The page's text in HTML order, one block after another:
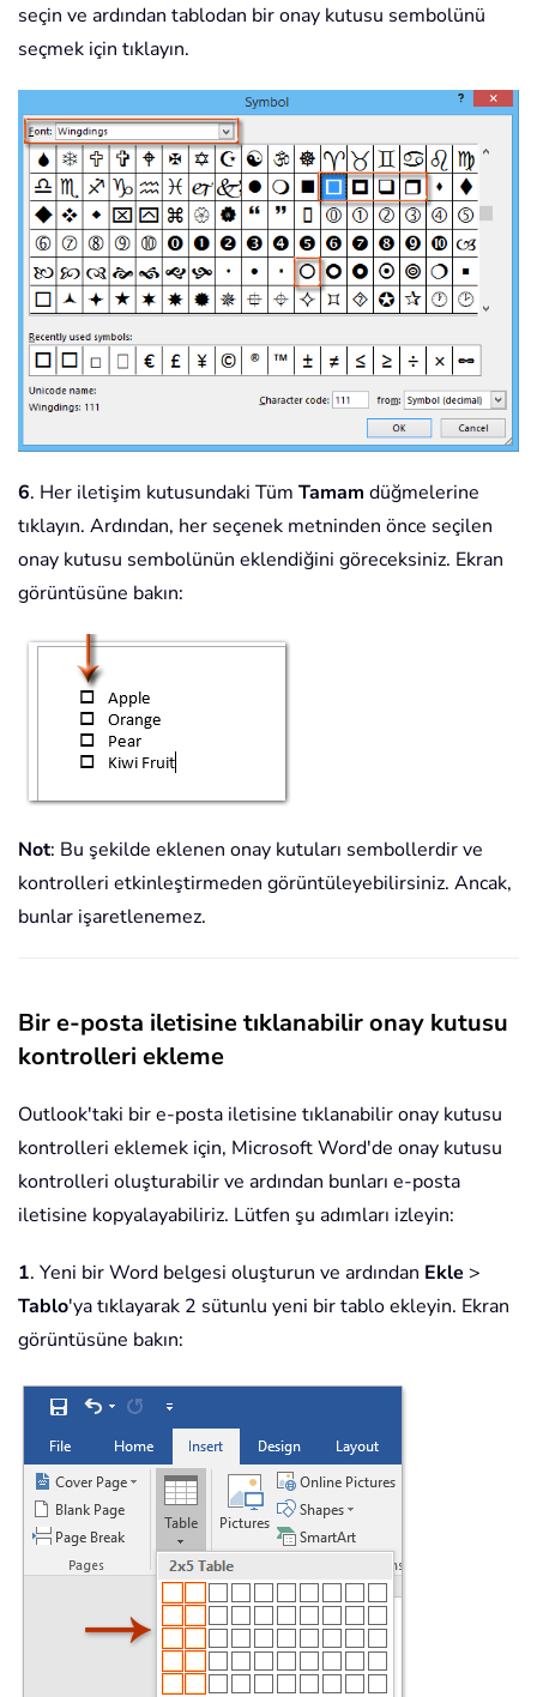
seçin ve ardından tablodan bir onay kutusu sembolünü
seçmek için tıklayın.
6. Her iletişim kutusundaki Tüm Tamam düğmelerine
tıklayın. Ardından, her seçenek metninden önce seçilen
onay kutusu sembolünün eklendiğini göreceksiniz. Ekran
görüntüsüne bakın:
Not: Bu şekilde eklenen onay kutuları sembollerdir ve
kontrolleri etkinleştirmeden görüntüleyebilirsiniz. Ancak,
bunlar işaretlenemez.
Bir e-posta iletisine tıklanabilir onay kutusu
kontrolleri ekleme
Outlook'taki bir e-posta iletisine tıklanabilir onay kutusu
kontrolleri eklemek için, Microsoft Word'de onay kutusu
kontrolleri oluşturabilir ve ardından bunları e-posta
iletisine kopyalayabiliriz. Lütfen şu adımları izleyin:
1. Yeni bir Word belgesi oluşturun ve ardından Ekle >
Tablo'ya tıklayarak 2 sütunlu yeni bir tablo ekleyin. Ekran
görüntüsüne bakın: